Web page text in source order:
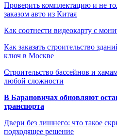
Проверить комплектацию и не
заказом авто из Китая
Как соотнести видеокарту с
Как заказать строительство
ключ в Москве
Строительство бассейнов и
любой сложности
В Барановичах обновляют
транспорта
Двери без лишнего: что такое
подходящее решение